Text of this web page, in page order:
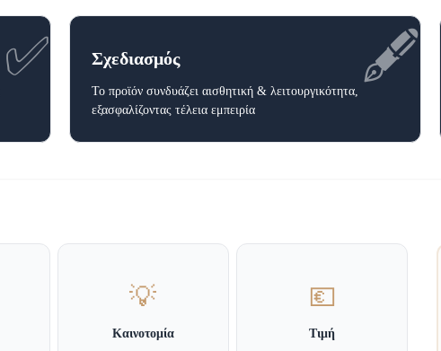
✅ 🖋️
Σχεδιασμός
Το προϊόν συνδυάζει αισθητική & λειτουργικότητα,
εξασφαλίζοντας τέλεια εμπειρία
💡
Καινοτομία
💶
Τιμή